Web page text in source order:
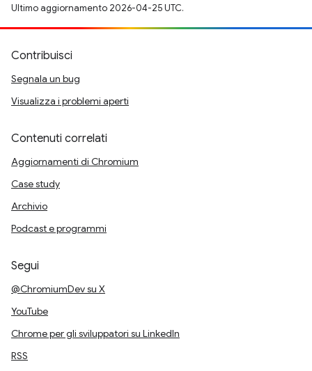
Ultimo aggiornamento 2026-04-25 UTC.
Contribuisci
Segnala un bug
Visualizza i problemi aperti
Contenuti correlati
Aggiornamenti di Chromium
Case study
Archivio
Podcast e programmi
Segui
@ChromiumDev su X
YouTube
Chrome per gli sviluppatori su LinkedIn
RSS